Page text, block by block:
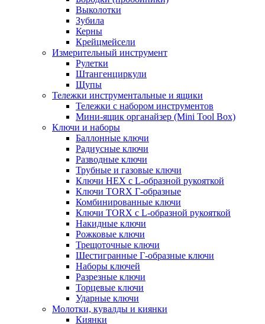
Выколотки
Зубила
Керны
Крейцмейсели
Измерительный инструмент
Рулетки
Штангенциркули
Щупы
Тележки инструментальные и ящики
Тележки с набором инструментов
Мини-ящик органайзер (Mini Tool Box)
Ключи и наборы
Баллонные ключи
Радиусные ключи
Разводные ключи
Трубные и газовые ключи
Ключи HEX с L-образной рукояткой
Ключи TORX Г-образные
Комбинированные ключи
Ключи TORX с L-образной рукояткой
Накидные ключи
Рожковые ключи
Трещоточные ключи
Шестигранные Г-образные ключи
Наборы ключей
Разрезные ключи
Торцевые ключи
Ударные ключи
Молотки, кувалды и киянки
Киянки